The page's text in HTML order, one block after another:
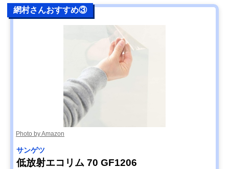
網村さんおすすめ③
Photo by Amazon
サンゲツ
低放射エコリム 70 GF1206